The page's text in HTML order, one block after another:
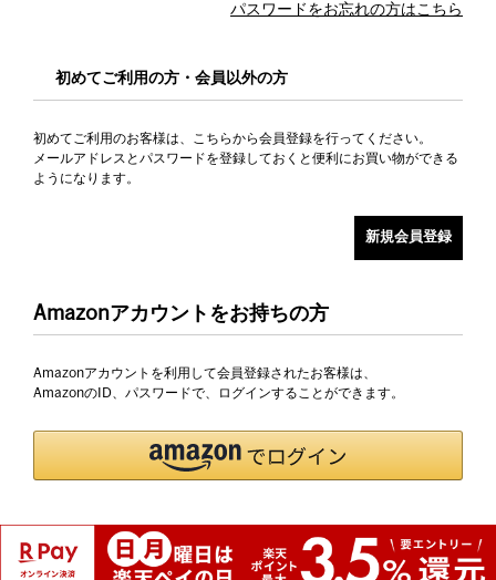
パスワードをお忘れの方はこちら
初めてご利用の方・会員以外の方
初めてご利用のお客様は、こちらから会員登録を行ってください。
メールアドレスとパスワードを登録しておくと便利にお買い物ができる
ようになります。
Amazonアカウントをお持ちの方
Amazonアカウントを利用して会員登録されたお客様は、
AmazonのID、パスワードで、ログインすることができます。